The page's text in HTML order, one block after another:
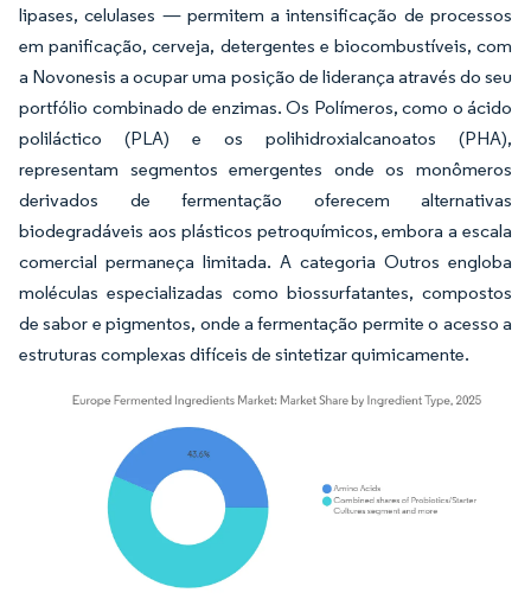
lipases, celulases — permitem a intensificação de processos
em panificação, cerveja, detergentes e biocombustíveis, com
a Novonesis a ocupar uma posição de liderança através do seu
portfólio combinado de enzimas. Os Polímeros, como o ácido
poliláctico (PLA) e os polihidroxialcanoatos (PHA),
representam segmentos emergentes onde os monômeros
derivados de fermentação oferecem alternativas
biodegradáveis aos plásticos petroquímicos, embora a escala
comercial permaneça limitada. A categoria Outros engloba
moléculas especializadas como biossurfatantes, compostos
de sabor e pigmentos, onde a fermentação permite o acesso a
estruturas complexas difíceis de sintetizar quimicamente.